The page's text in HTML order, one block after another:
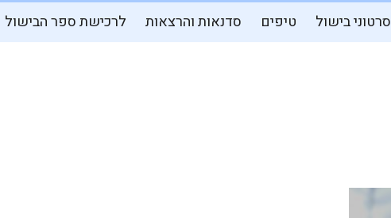
סרטוני בישול טיפים סדנאות והרצאות לרכישת ספר הבישול